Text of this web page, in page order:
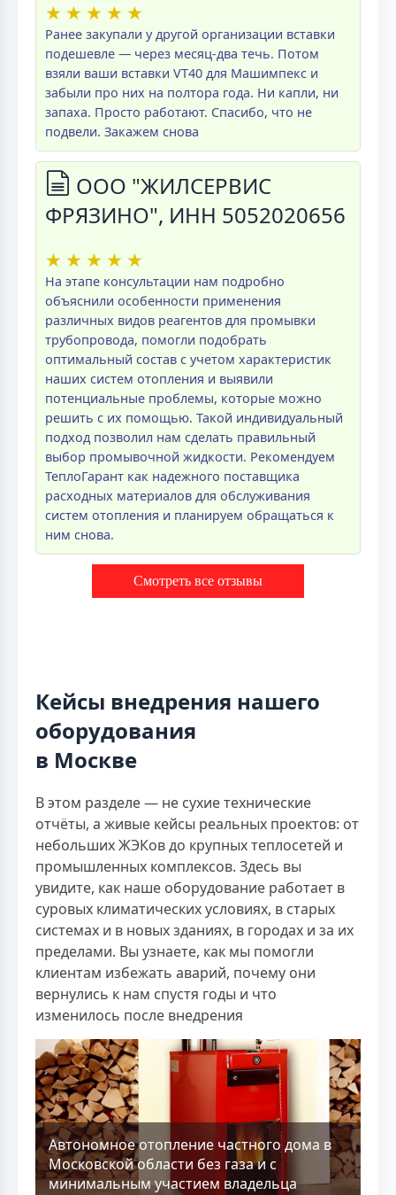
★ ★ ★ ★ ★
Ранее закупали у другой организации вставки
подешевле — через месяц-два течь. Потом
взяли ваши вставки VT40 для Машимпекс и
забыли про них на полтора года. Ни капли, ни
запаха. Просто работают. Спасибо, что не
подвели. Закажем снова
ООО "ЖИЛСЕРВИС
ФРЯЗИНО", ИНН 5052020656
★ ★ ★ ★ ★
На этапе консультации нам подробно
объяснили особенности применения
различных видов реагентов для промывки
трубопровода, помогли подобрать
оптимальный состав с учетом характеристик
наших систем отопления и выявили
потенциальные проблемы, которые можно
решить с их помощью. Такой индивидуальный
подход позволил нам сделать правильный
выбор промывочной жидкости. Рекомендуем
ТеплоГарант как надежного поставщика
расходных материалов для обслуживания
систем отопления и планируем обращаться к
ним снова.
Смотреть все отзывы
Кейсы внедрения нашего
оборудования
в Москве
В этом разделе — не сухие технические
отчёты, а живые кейсы реальных проектов: от
небольших ЖЭКов до крупных теплосетей и
промышленных комплексов. Здесь вы
увидите, как наше оборудование работает в
суровых климатических условиях, в старых
системах и в новых зданиях, в городах и за их
пределами. Вы узнаете, как мы помогли
клиентам избежать аварий, почему они
вернулись к нам спустя годы и что
изменилось после внедрения
Aвтономное отопление частного дома в
Московской области без газа и с
минимальным участием владельца